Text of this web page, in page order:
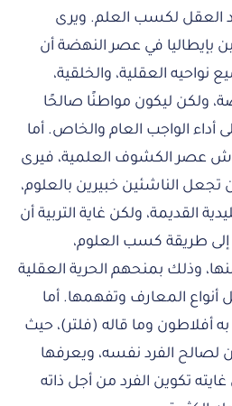
العقل لكسب العلم. ويرى
بإيطاليا في عصر النهضة أن
نواحيه العقلية، والخلقية،
ولكن ليكون مواطنًا صالحًا
أداء الواجب العام والخاص. أما
عصر الكشوف العلمية، فيرى
تجعل الناشئين خبيرين بالعلوم،
القديمة، ولكن غاية التربية أن
إلى طريقة كسب العلوم،
وذلك بمنحهم الحرية العقلية
أنواع المعارف وتفهمها. أما
أفلاطون وما قاله (فلتر)، حيث
لصالح الفرد نفسه، ويعرفها
تكوين الفرد من أجل ذاته